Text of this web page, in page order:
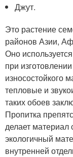
Джут.
Это растение
районов Азии,
Оно
при
износостойкого
тепловые и
таких обоев
Пропитка
делает материал
экологичный
внутренней